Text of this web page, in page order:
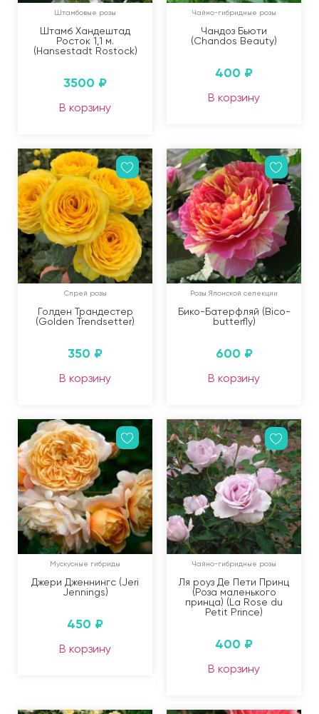
Штамбовые розы
Штамб Хандештад
Росток 1,1 м.
(Hansestadt Rostock)
3500 ₽
В корзину
Чайно-гибридные розы
Чандоз Бьюти
(Chandos Beauty)
400 ₽
В корзину
Спрей розы
Голден Трандестер
(Golden Trendsetter)
350 ₽
В корзину
Розы Японской селекции
Бико-Батерфляй (Bico-
butterfly)
600 ₽
В корзину
Мускусные гибриды
Джери Дженнингс (Jeri
Jennings)
450 ₽
В корзину
Чайно-гибридные розы
Ля роуз Де Пети Принц
(Роза маленького
принца) (La Rose du
Petit Prince)
400 ₽
В корзину